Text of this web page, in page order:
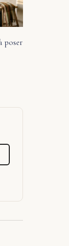
poser